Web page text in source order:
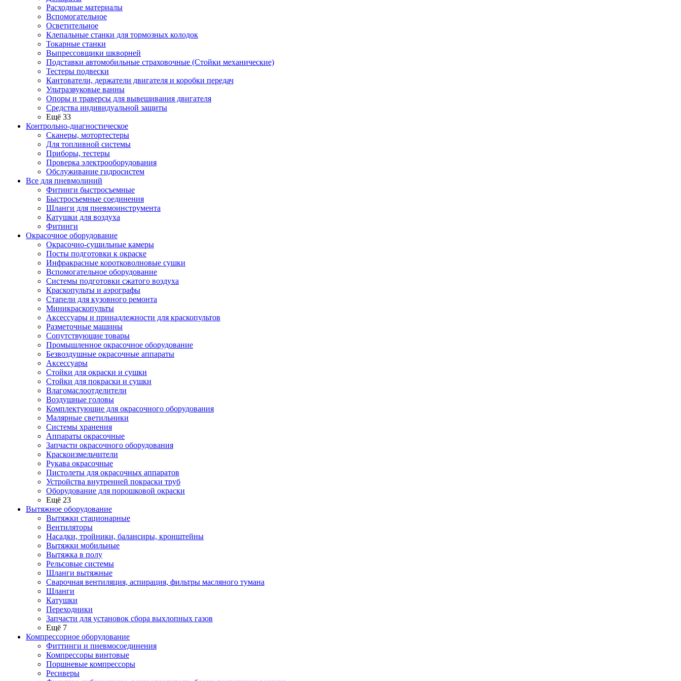
Расходные материалы
Вспомогательное
Осветительное
Клепальные станки для тормозных колодок
Токарные станки
Выпрессовщики шкворней
Подставки автомобильные страховочные (Стойки механические)
Тестеры подвески
Кантователи, держатели двигателя и коробки передач
Ультразвуковые ванны
Опоры и траверсы для вывешивания двигателя
Средства индивидуальной защиты
Ещё 33
Контрольно-диагностическое
Сканеры, мотортестеры
Для топливной системы
Приборы, тестеры
Проверка электрооборудования
Обслуживание гидросистем
Все для пневмолиний
Фитинги быстросъемные
Быстросъемные соединения
Шланги для пневмоинструмента
Катушки для воздуха
Фитинги
Окрасочное оборудование
Окрасочно-сушильные камеры
Посты подготовки к окраске
Инфракрасные коротковолновые сушки
Вспомогательное оборудование
Системы подготовки сжатого воздуха
Краскопульты и аэрографы
Стапели для кузовного ремонта
Миникраскопульты
Аксессуары и принадлежности для краскопультов
Разметочные машины
Сопутствующие товары
Промышленное окрасочное оборудование
Безвоздушные окрасочные аппараты
Аксессуары
Стойки для окраски и сушки
Стойки для покраски и сушки
Влагомаслоотделители
Воздушные головы
Комплектующие для окрасочного оборудования
Малярные светильники
Системы хранения
Аппараты окрасочные
Запчасти окрасочного оборудования
Краскоизмельчители
Рукава окрасочные
Пистолеты для окрасочных аппаратов
Устройства внутренней покраски труб
Оборудование для порошковой окраски
Ещё 23
Вытяжное оборудование
Вытяжки стационарные
Вентиляторы
Насадки, тройники, балансиры, кронштейны
Вытяжки мобильные
Вытяжка в полу
Рельсовые системы
Шланги вытяжные
Сварочная вентиляция, аспирация, фильтры масляного тумана
Шланги
Катушки
Переходники
Запчасти для установок сбора выхлопных газов
Ещё 7
Компрессорное оборудование
Фиттинги и пневмосоединения
Компрессоры винтовые
Поршневые компрессоры
Ресиверы